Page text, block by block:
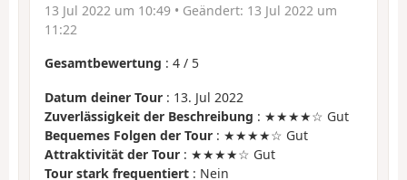
13 Jul 2022 um 10:49 • Geändert: 13 Jul 2022 um
11:22
Gesamtbewertung : 4 / 5
Datum deiner Tour : 13. Jul 2022
Zuverlässigkeit der Beschreibung : ★★★★☆ Gut
Bequemes Folgen der Tour : ★★★★☆ Gut
Attraktivität der Tour : ★★★★☆ Gut
Tour stark frequentiert : Nein